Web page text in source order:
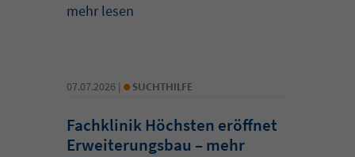
mehr lesen
07.07.2026 | • SUCHTHILFE
Fachklinik Höchsten eröffnet
Erweiterungsbau – mehr